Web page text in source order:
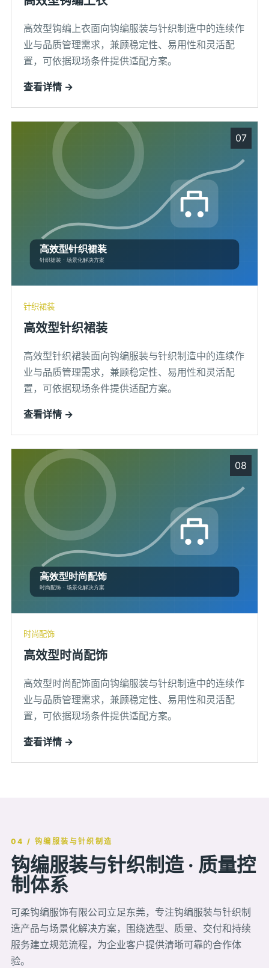
高效型钩编上衣面向钩编服装与针织制造中的连续作
业与品质管理需求，兼顾稳定性、易用性和灵活配
置，可依据现场条件提供适配方案。
查看详情 →
07
针织裙装
高效型针织裙装
高效型针织裙装面向钩编服装与针织制造中的连续作
业与品质管理需求，兼顾稳定性、易用性和灵活配
置，可依据现场条件提供适配方案。
查看详情 →
08
时尚配饰
高效型时尚配饰
高效型时尚配饰面向钩编服装与针织制造中的连续作
业与品质管理需求，兼顾稳定性、易用性和灵活配
置，可依据现场条件提供适配方案。
查看详情 →
04 / 钩编服装与针织制造
钩编服装与针织制造 · 质量控
制体系
可柔钩编服饰有限公司立足东莞，专注钩编服装与针织制
造产品与场景化解决方案，围绕选型、质量、交付和持续
服务建立规范流程，为企业客户提供清晰可靠的合作体
验。